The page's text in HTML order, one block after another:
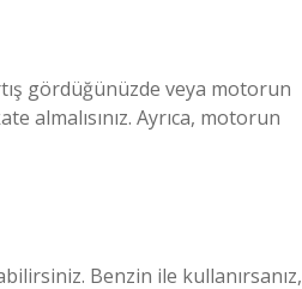
gördüğünüzde veya motorun
almalısınız. Ayrıca, motorun
Benzin ile kullanırsanız,